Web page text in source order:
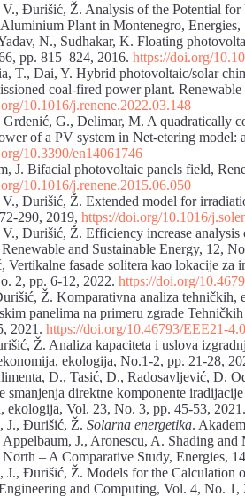
Đurišić, Ž. Analysis of the Potential
Plant in Montenegro,
N., Sudhakar, K. Floating
pp. 815–824, 2016. https://doi.org/
T., Dai, Y. Hybrid photovoltaic/solar
coal-fired power plant.
10.1016/j.renene.2022.03.148
G., Delimar, M. A quadratically
of a PV system in Net-etering model:
10.3390/en14061746
J. Bifacial photovoltaic panels field,
10.1016/j.renene.2015.06.050
Đurišić, Ž. Extended model for
290, 2019, https://doi.org/10.1016/
Đurišić, Ž. Efficiency increase
and Sustainable Energy, 12,
Vertikalne fasade solitera kao lokacije
2, pp. 6-12, 2022. https://doi.org/
Ž. Komparativna analiza tehničkih,
panelima na primeru zgrade
2021. https://doi.org/10.46793/EEE21-
Ž. Analiza kapaciteta i uslova
ekologija, No.1-2, pp. 21-28,
D., Tasić, D., Radosavljević, D.
smanjenja direktne komponente
ekologija, Vol. 23, No. 3, pp. 45-53, 2021.
J., Đurišić, Ž. Solarna energetika.
Appelbaum, J., Aronescu, A. Shading
North – A Comparative Study, Energies,
Đurišić, Ž. Models for the Calculation
and Computing, Vol. 4, No. 1,